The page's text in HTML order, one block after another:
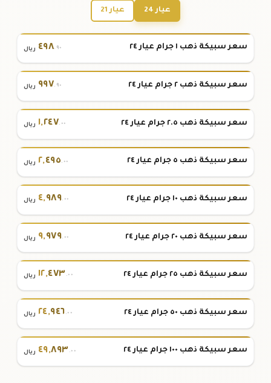
عيار 24 عيار 21
سعر سبيكة ذهب ١ جرام عيار ٢٤ ٤٩٨.٩٠ ريال
سعر سبيكة ذهب ٢ جرام عيار ٢٤ ٩٩٧.٩٠ ريال
سعر سبيكة ذهب ٢.٥ جرام عيار ٢٤ ١,٢٤٧.٠٠ ريال
سعر سبيكة ذهب ٥ جرام عيار ٢٤ ٢,٤٩٥.٠٠ ريال
سعر سبيكة ذهب ١٠ جرام عيار ٢٤ ٤,٩٨٩.٠٠ ريال
سعر سبيكة ذهب ٢٠ جرام عيار ٢٤ ٩,٩٧٩.٠٠ ريال
سعر سبيكة ذهب ٢٥ جرام عيار ٢٤ ١٢,٤٧٣.٠٠ ريال
سعر سبيكة ذهب ٥٠ جرام عيار ٢٤ ٢٤,٩٤٦.٠٠ ريال
سعر سبيكة ذهب ١٠٠ جرام عيار ٢٤ ٤٩,٨٩٣.٠٠ ريال